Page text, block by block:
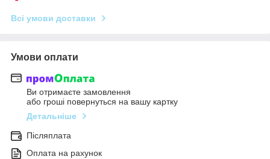
Всі умови доставки
Умови оплати
Ви отримаєте замовлення
або гроші повернуться на вашу картку
Детальніше
Післяплата
Оплата на рахунок